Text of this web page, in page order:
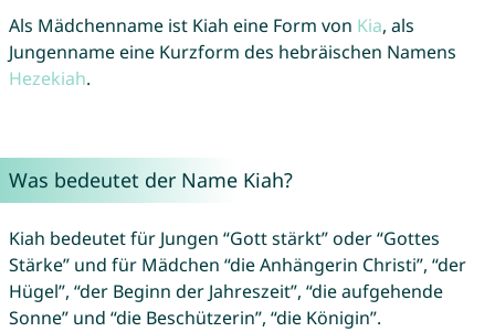
Als Mädchenname ist Kiah eine Form von Kia, als
Jungenname eine Kurzform des hebräischen Namens
Hezekiah.
Was bedeutet der Name Kiah?
Kiah bedeutet für Jungen “Gott stärkt” oder “Gottes
Stärke” und für Mädchen “die Anhängerin Christi”, “der
Hügel”, “der Beginn der Jahreszeit”, “die aufgehende
Sonne” und “die Beschützerin”, “die Königin”.